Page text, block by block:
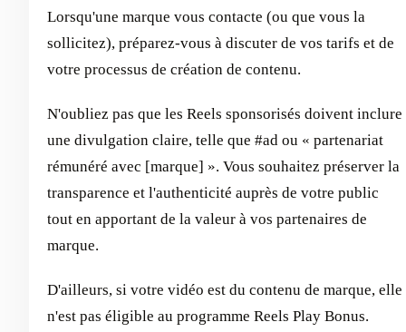
Lorsqu'une marque vous contacte (ou que vous la
sollicitez), préparez-vous à discuter de vos tarifs et de
votre processus de création de contenu.
N'oubliez pas que les Reels sponsorisés doivent inclure
une divulgation claire, telle que #ad ou « partenariat
rémunéré avec [marque] ». Vous souhaitez préserver la
transparence et l'authenticité auprès de votre public
tout en apportant de la valeur à vos partenaires de
marque.
D'ailleurs, si votre vidéo est du contenu de marque, elle
n'est pas éligible au programme Reels Play Bonus.